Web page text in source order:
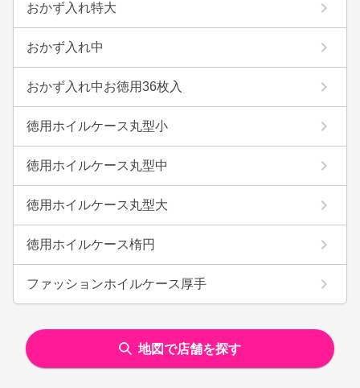
おかず入れ特大
おかず入れ中
おかず入れ中お徳用36枚入
徳用ホイルケース丸型小
徳用ホイルケース丸型中
徳用ホイルケース丸型大
徳用ホイルケース楕円
ファッションホイルケース厚手
地図で店舗を探す